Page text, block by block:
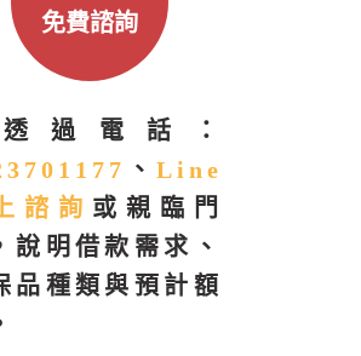
免費諮詢
過電話：
、 Line
諮詢 或親臨門
說明借款需求、
品種類與預計額